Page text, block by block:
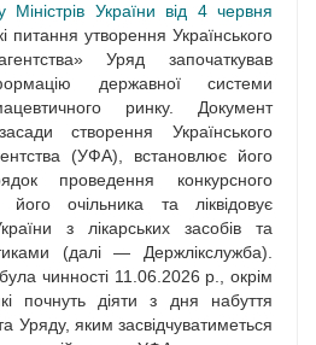
Міністрів України від 4 червня
питання утворення Українського
Уряд започаткував
державної системи
ринку. Документ
створення Українського
(УФА), встановлює його
проведення конкурсного
очільника та ліквідовує
з лікарських засобів та
(далі — Держлікслужба).
чинності 11.06.2026 р., окрім
почнуть діяти з дня набуття
Уряду, яким засвідчуватиметься